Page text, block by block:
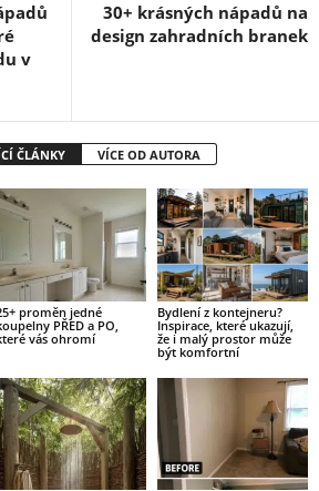
v
30+ krásných nápadů na
design zahradních branek
ČLÁNKY VÍCE OD AUTORA
proměn jedné
PŘED a PO,
vás ohromí
Bydlení z kontejneru?
Inspirace, které ukazují,
že i malý prostor může
být komfortní